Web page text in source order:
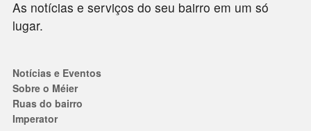
As notícias e serviços do seu bairro em um só
lugar.
Notícias e Eventos
Sobre o Méier
Ruas do bairro
Imperator